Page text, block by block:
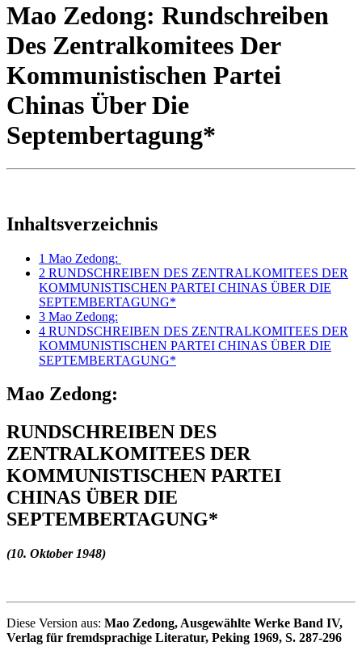
Mao Zedong: Rundschreiben
Des Zentralkomitees Der
Kommunistischen Partei
Chinas Über Die
Septembertagung*
Inhaltsverzeichnis
1 Mao Zedong:
2 RUNDSCHREIBEN DES ZENTRALKOMITEES DER
KOMMUNISTISCHEN PARTEI CHINAS ÜBER DIE
SEPTEMBERTAGUNG*
3 Mao Zedong:
4 RUNDSCHREIBEN DES ZENTRALKOMITEES DER
KOMMUNISTISCHEN PARTEI CHINAS ÜBER DIE
SEPTEMBERTAGUNG*
Mao Zedong:
RUNDSCHREIBEN DES
ZENTRALKOMITEES DER
KOMMUNISTISCHEN PARTEI
CHINAS ÜBER DIE
SEPTEMBERTAGUNG*
(10. Oktober 1948)
Diese Version aus: Mao Zedong, Ausgewählte Werke Band IV,
Verlag für fremdsprachige Literatur, Peking 1969, S. 287-296